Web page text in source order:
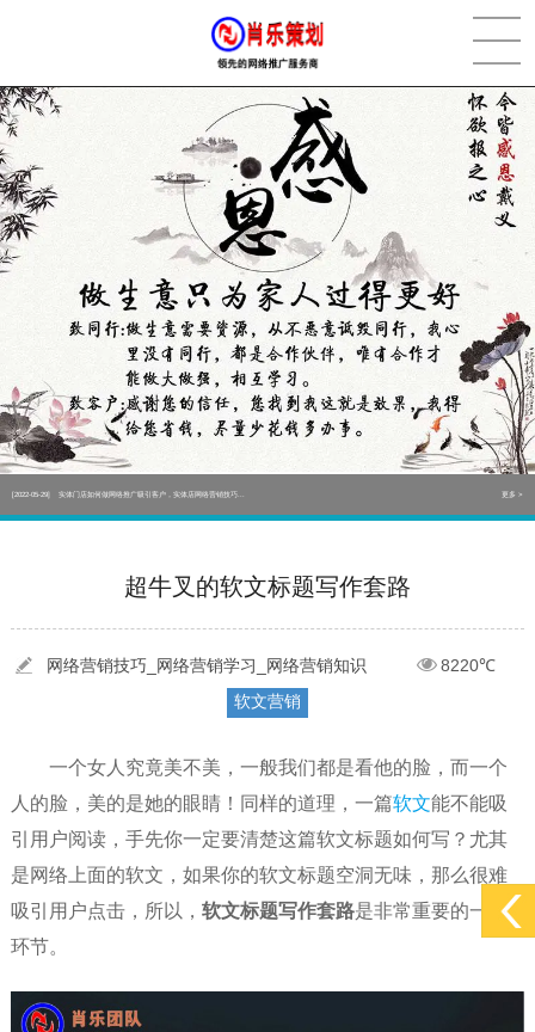
[2022-05-29] 实体门店如何做网络推广吸引客户，实体店网络营销技巧... 更多 >
疫情当下公司企业品牌网络营销策划推广怎么做，国内知...
[2022-05-29] 实体门店如何做网络推广吸引客户，实体店网络营销技巧...
污水处理设备厂家产品如何做网络推广（污水处理项目网...
超牛叉的软文标题写作套路
网络营销技巧_网络营销学习_网络营销知识
8220℃
软文营销
一个女人究竟美不美，一般我们都是看他的脸，而一个
人的脸，美的是她的眼睛！同样的道理，一篇软文能不能吸
引用户阅读，手先你一定要清楚这篇软文标题如何写？尤其
是网络上面的软文，如果你的软文标题空洞无味，那么很难
吸引用户点击，所以， 软文标题写作套路是非常重要的一个
环节。